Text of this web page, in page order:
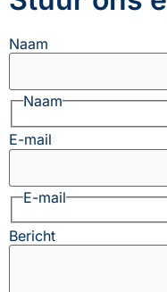
Naam
Naam
E-mail
E-mail
Bericht